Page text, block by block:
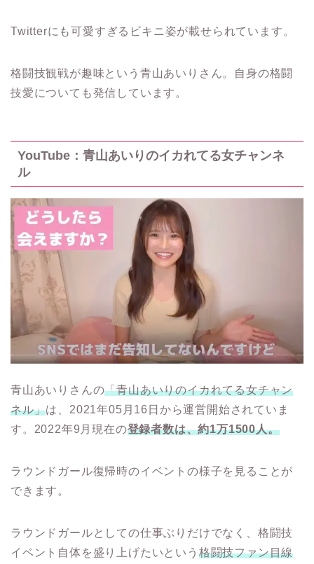
Twitterにも可愛すぎるビキニ姿が載せられています。
格闘技観戦が趣味という青山あいりさん。自身の格闘
技愛についても発信しています。
YouTube：青山あいりのイカれてる女チャンネ
ル
青山あいりさんの「青山あいりのイカれてる女チャン
ネル」は、2021年05月16日から運営開始されていま
す。2022年9月現在の登録者数は、約1万1500人。
ラウンドガール復帰時のイベントの様子を見ることが
できます。
ラウンドガールとしての仕事ぶりだけでなく、格闘技
イベント自体を盛り上げたいという 格闘技ファン目線